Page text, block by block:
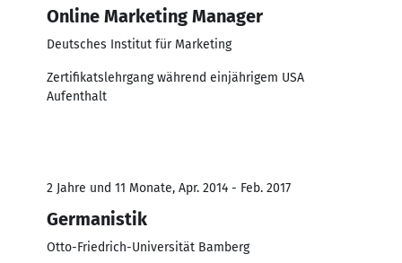
Online Marketing Manager
Deutsches Institut für Marketing
Zertifikatslehrgang während einjährigem USA
Aufenthalt
2 Jahre und 11 Monate, Apr. 2014 - Feb. 2017
Germanistik
Otto-Friedrich-Universität Bamberg